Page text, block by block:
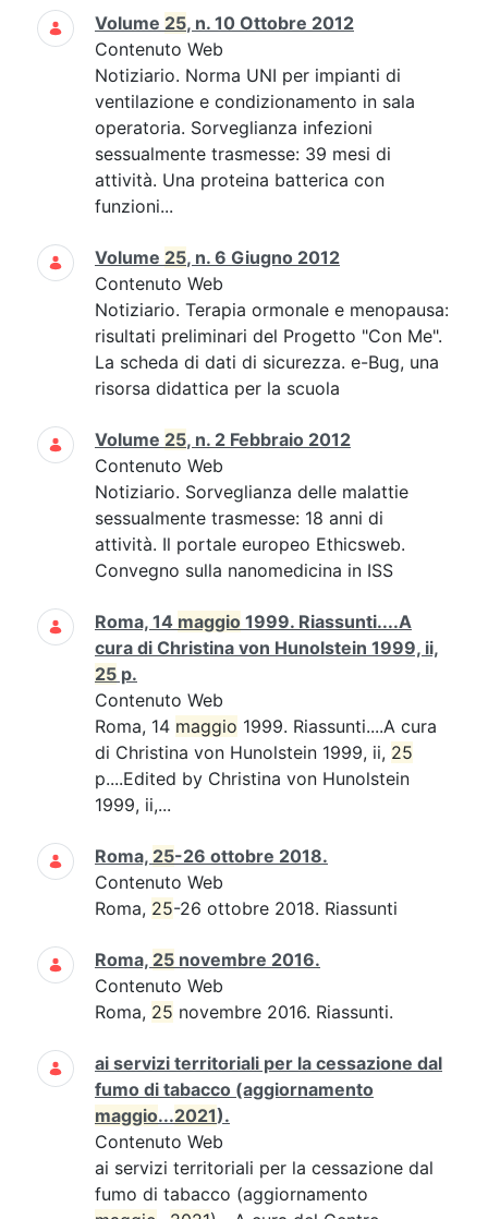
Volume 25, n. 10 Ottobre 2012
Contenuto Web
Notiziario. Norma UNI per impianti di
ventilazione e condizionamento in sala
operatoria. Sorveglianza infezioni
sessualmente trasmesse: 39 mesi di
attività. Una proteina batterica con
funzioni...
Volume 25, n. 6 Giugno 2012
Contenuto Web
Notiziario. Terapia ormonale e menopausa:
risultati preliminari del Progetto "Con Me".
La scheda di dati di sicurezza. e-Bug, una
risorsa didattica per la scuola
Volume 25, n. 2 Febbraio 2012
Contenuto Web
Notiziario. Sorveglianza delle malattie
sessualmente trasmesse: 18 anni di
attività. Il portale europeo Ethicsweb.
Convegno sulla nanomedicina in ISS
Roma, 14 maggio 1999. Riassunti....A
cura di Christina von Hunolstein 1999, ii,
25 p.
Contenuto Web
Roma, 14 maggio 1999. Riassunti....A cura
di Christina von Hunolstein 1999, ii, 25
p....Edited by Christina von Hunolstein
1999, ii,...
Roma, 25-26 ottobre 2018.
Contenuto Web
Roma, 25-26 ottobre 2018. Riassunti
Roma, 25 novembre 2016.
Contenuto Web
Roma, 25 novembre 2016. Riassunti.
ai servizi territoriali per la cessazione dal
fumo di tabacco (aggiornamento
maggio...2021).
Contenuto Web
ai servizi territoriali per la cessazione dal
fumo di tabacco (aggiornamento